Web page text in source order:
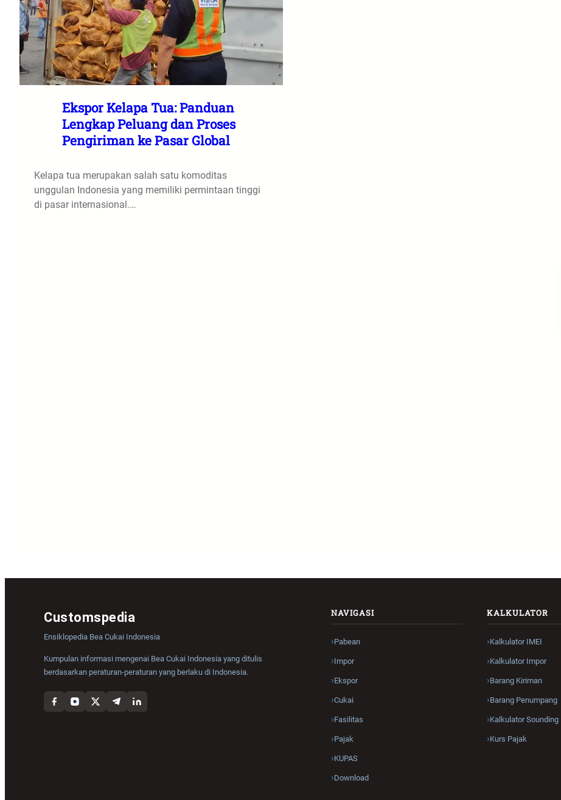
Ekspor Kelapa Tua: Panduan
Lengkap Peluang dan Proses
Pengiriman ke Pasar Global
Kelapa tua merupakan salah satu komoditas
unggulan Indonesia yang memiliki permintaan tinggi
di pasar internasional.…
Customspedia
Ensiklopedia Bea Cukai Indonesia
Kumpulan informasi mengenai Bea Cukai Indonesia yang ditulis
berdasarkan peraturan-peraturan yang berlaku di Indonesia.
NAVIGASI
Pabean
Impor
Ekspor
Cukai
Fasilitas
Pajak
KUPAS
Download
KALKULATOR
Kalkulator IMEI
Kalkulator Impor
Barang Kiriman
Barang Penumpang
Kalkulator Sounding
Kurs Pajak